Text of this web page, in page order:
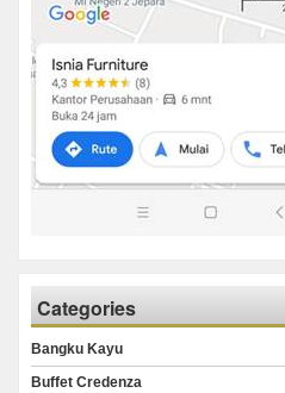
Categories
Bangku Kayu
Buffet Credenza